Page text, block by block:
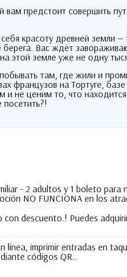
вам предстоит совершить
красоту древней земли —
Вас ждёт
этой земле уже не одну
там где жили и
французов на Тортуге
и не ценим то что
?!
- 2 adultos y 1 boleto para
NO FUNCIONA en los
descuento.! Puedes
línea, imprimir entradas en
códigos QR..